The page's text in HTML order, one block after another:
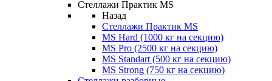
Стеллажи Практик MS
Назад
Стеллажи Практик MS
MS Hard (1000 кг на секцию)
MS Pro (2500 кг на секцию)
MS Standart (500 кг на секцию)
MS Strong (750 кг на секцию)